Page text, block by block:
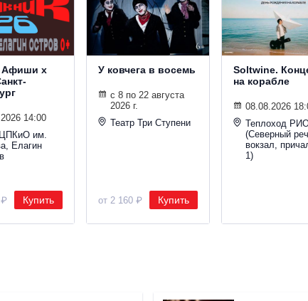
Афиши х
14:00
им.
Елагин
₽ Купить
У ковчега в восемь
с 8 по 22 августа
2026 г.
Театр Три Ступени
от 2 160 ₽ Купить
Soltwine.
на корабле
08.08.2026
Теплоход
(Северный
вокзал,
1)